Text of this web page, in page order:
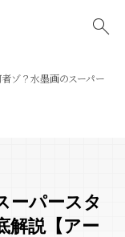
ゾ？水墨画のスーパー
ーパースタ
解説【アー